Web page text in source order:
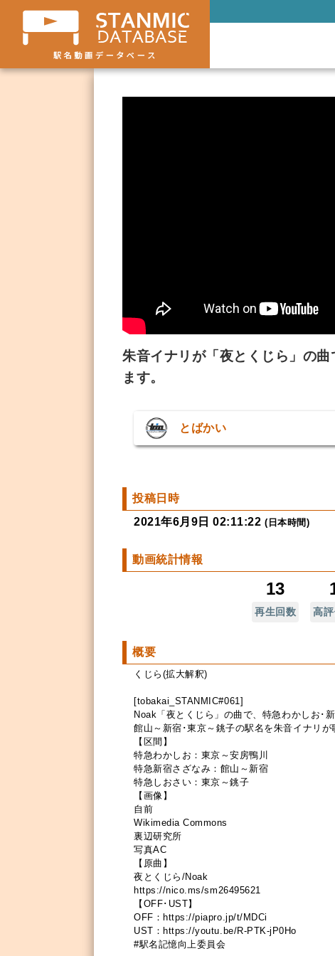
朱音イナリが「夜とくじら」の
ます。
とばかい
投稿日時
2021年6月9日 02:11:22(日本時間)
動画統計情報
13
再生回数 高
概要
くじら(拡大解釈)
[tobakai_STANMIC#061]
Noak「夜とくじら」の曲で、特急わかしお･
館山～新宿･東京～銚子の駅名を朱音イナリが
【区間】
特急わかしお：東京～安房鴨川
特急新宿さざなみ：館山～新宿
特急しおさい：東京～銚子
【画像】
自前
Wikimedia Commons
裏辺研究所
写真AC
【原曲】
夜とくじら/Noak
https://nico.ms/sm26495621
【OFF･UST】
OFF：https://piapro.jp/t/MDCi
UST：https://youtu.be/R-PTK-jP0Ho
#駅名記憶向上委員会